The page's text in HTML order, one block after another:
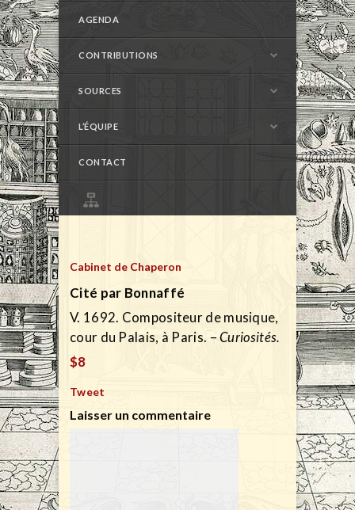
AGENDA
CONTRIBUTIONS
SOURCES
L’ÉQUIPE
CONTACT
Cabinet de Chaperon
Cité par Bonnaffé
V. 1692. Compositeur de musique,
cour du Palais, à Paris. –Curiosités.
$8
Tweet
Laisser un commentaire